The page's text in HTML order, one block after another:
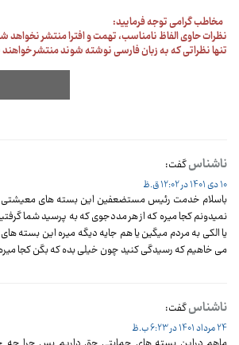
مخاطب گرامی توجه فرمایید:
نظرات حاوی الفاظ نامناسب، تهمت و افترا منتشر نخواهد
تنها نظراتی که به زبان فارسی نوشته شوند منتشر
ناشناسگفت:
10 دی 1401 در 12:02 ق.ظ
باسلام خدمت رئیس مستضعفین این بسته های معیشتی
نمیدونم کجا میره که از هر مددجوی که به پرسید شما
یا الکی به مردم میگین یا هم جایه دیگه میره این بسته
می خاهیم که رسیدگی کنید چون خیلی بده که بگن کجا میره
ناشناسگفت:
24 مرداد 1401 در 6:23 ب.ظ